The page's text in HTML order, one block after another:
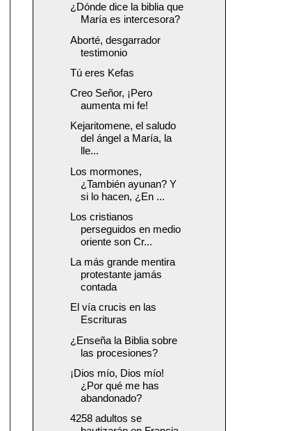
¿Dónde dice la biblia que
María es intercesora?
Aborté, desgarrador
testimonio
Tú eres Kefas
Creo Señor, ¡Pero
aumenta mi fe!
Kejaritomene, el saludo
del ángel a María, la
lle...
Los mormones,
¿También ayunan? Y
si lo hacen, ¿En ...
Los cristianos
perseguidos en medio
oriente son Cr...
La más grande mentira
protestante jamás
contada
El vía crucis en las
Escrituras
¿Enseña la Biblia sobre
las procesiones?
¡Dios mío, Dios mío!
¿Por qué me has
abandonado?
4258 adultos se